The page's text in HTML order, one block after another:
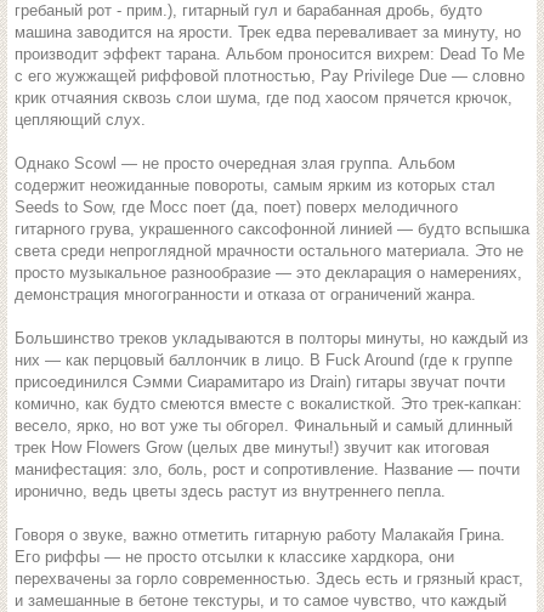
гребаный рот - прим.), гитарный гул и барабанная дробь, будто
машина заводится на ярости. Трек едва переваливает за минуту, но
производит эффект тарана. Альбом проносится вихрем: Dead To Me
с его жужжащей риффовой плотностью, Pay Privilege Due — словно
крик отчаяния сквозь слои шума, где под хаосом прячется крючок,
цепляющий слух.
Однако Scowl — не просто очередная злая группа. Альбом
содержит неожиданные повороты, самым ярким из которых стал
Seeds to Sow, где Мосс поет (да, поет) поверх мелодичного
гитарного грува, украшенного саксофонной линией — будто вспышка
света среди непроглядной мрачности остального материала. Это не
просто музыкальное разнообразие — это декларация о намерениях,
демонстрация многогранности и отказа от ограничений жанра.
Большинство треков укладываются в полторы минуты, но каждый из
них — как перцовый баллончик в лицо. В Fuck Around (где к группе
присоединился Сэмми Сиарамитаро из Drain) гитары звучат почти
комично, как будто смеются вместе с вокалисткой. Это трек-капкан:
весело, ярко, но вот уже ты обгорел. Финальный и самый длинный
трек How Flowers Grow (целых две минуты!) звучит как итоговая
манифестация: зло, боль, рост и сопротивление. Название — почти
иронично, ведь цветы здесь растут из внутреннего пепла.
Говоря о звуке, важно отметить гитарную работу Малакайя Грина.
Его риффы — не просто отсылки к классике хардкора, они
перехвачены за горло современностью. Здесь есть и грязный краст,
и замешанные в бетоне текстуры, и то самое чувство, что каждый